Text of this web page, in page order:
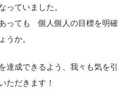
っていました。
っても　個人個人の目標を明確
か。
達成できるよう、我々も気を引
ただきます！